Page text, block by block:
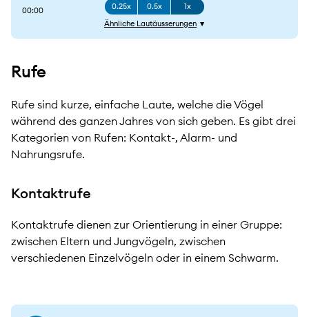
00:00 0.25x 0.5x
1x
Ähnliche Lautäusserungen
Rufe
Rufe sind kurze, einfache Laute, welche die Vögel
während des ganzen Jahres von sich geben. Es gibt drei
Kategorien von Rufen: Kontakt-, Alarm- und
Nahrungsrufe.
Kontaktrufe
Kontaktrufe dienen zur Orientierung in einer Gruppe:
zwischen Eltern und Jungvögeln, zwischen
verschiedenen Einzelvögeln oder in einem Schwarm.